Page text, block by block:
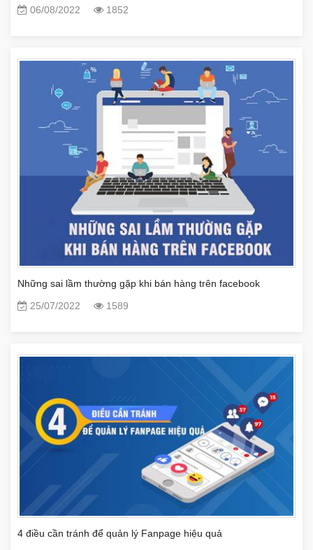
06/08/2022
1852
Những sai lầm thường gặp khi bán hàng trên facebook
25/07/2022
1589
4 điều cần tránh để quản lý Fanpage hiệu quả